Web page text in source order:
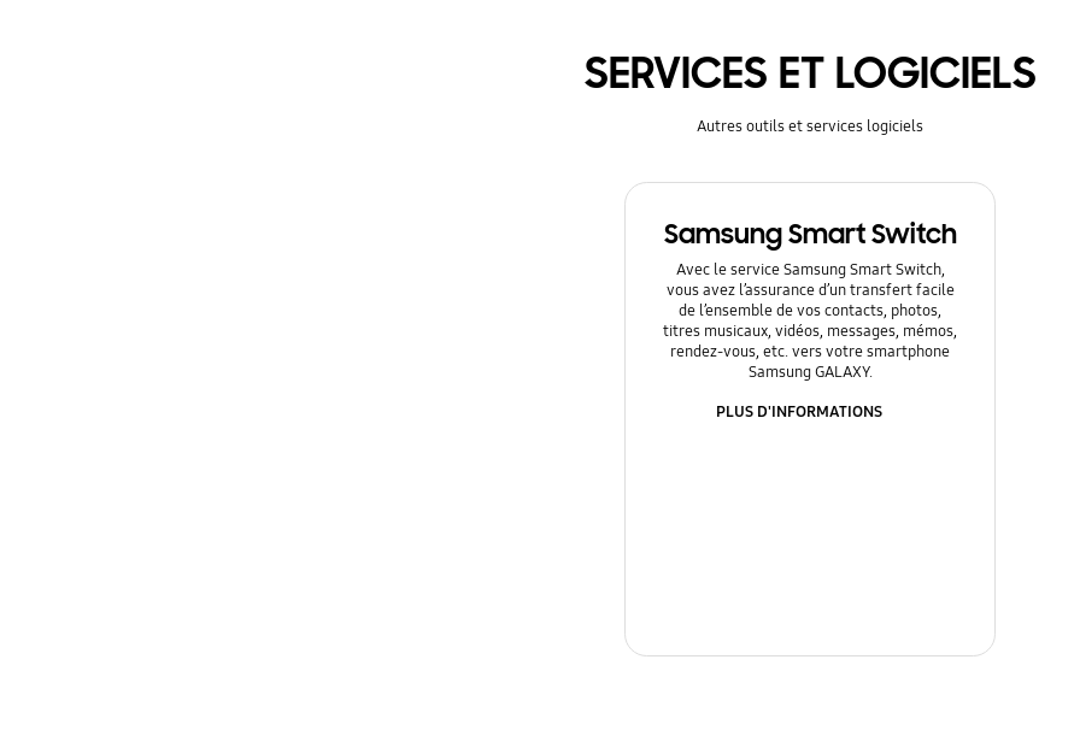
SERVICES ET LOGICIELS
Autres outils et services logiciels
Samsung Smart Switch
Avec le service Samsung Smart Switch,
vous avez l’assurance d’un transfert facile
de l’ensemble de vos contacts, photos,
titres musicaux, vidéos, messages, mémos,
rendez-vous, etc. vers votre smartphone
Samsung GALAXY.
PLUS D'INFORMATIONS